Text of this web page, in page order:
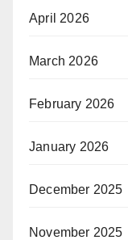
April 2026
March 2026
February 2026
January 2026
December 2025
November 2025